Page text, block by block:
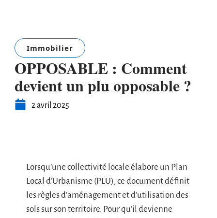
Immobilier
OPPOSABLE : Comment
devient un plu opposable ?
2 avril 2025
Lorsqu’une collectivité locale élabore un Plan
Local d’Urbanisme (PLU), ce document définit
les règles d’aménagement et d’utilisation des
sols sur son territoire. Pour qu’il devienne